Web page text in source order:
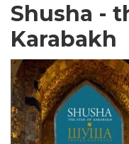
Shusha -
Karabakh